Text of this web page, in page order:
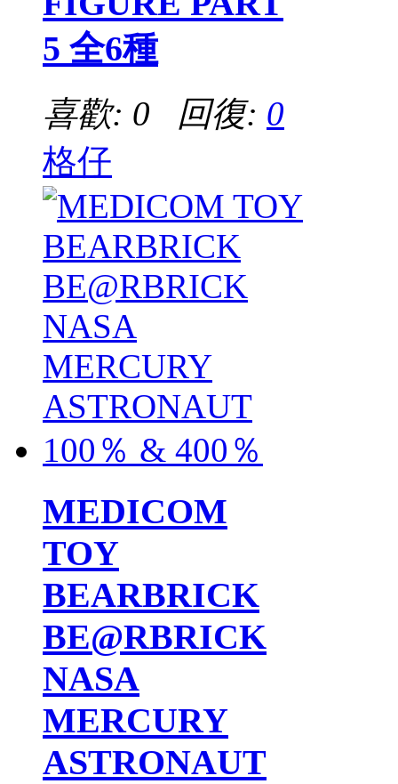
5 全6種
喜歡: 0 回復: 0
格仔
MEDICOM
TOY
BEARBRICK
BE@RBRICK
NASA
MERCURY
ASTRONAUT